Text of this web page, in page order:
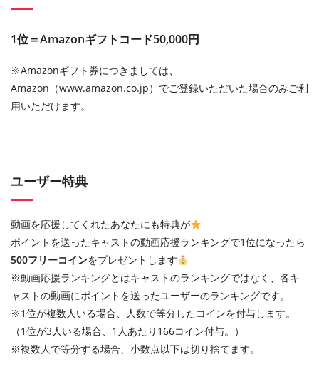
1位＝Amazonギフトコード50,000円
※Amazonギフト券につきましては、
Amazon（www.amazon.co.jp）でご登録いただいた場合のみご利
用いただけます。
ユーザー特典
動画を応援してくれたあなたにも特典が
ポイントを送ったキャストの動画応援ランキングで1位になったら
500フリーコインをプレゼントします
※動画応援ランキングとはキャストのランキングではなく、各キ
ャストの動画にポイントを送ったユーザーのランキングです。
※1位が複数人いる場合、人数で等分したコインを付与します。
（1位が3人いる場合、1人あたり166コイン付与。）
※複数人で等分する場合、小数点以下は切り捨てます。